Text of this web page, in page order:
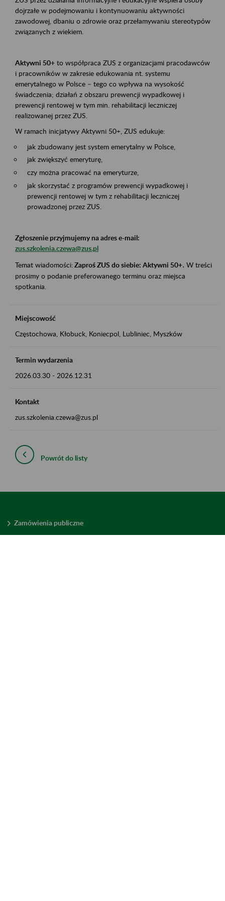
dojrzałe w podejmowaniu i kontynuowaniu aktywności
zawodowej, dbaniu o zdrowie oraz przełamywaniu stereotypów
związanych z wiekiem.
Aktywni 50+ to współpraca ZUS z organizacjami pracodawców
i pracowników w zakresie edukowania nt. systemu
emerytalnego w Polsce – tego co wpływa na wysokość
świadczenia; działań z obszaru prewencji wypadkowej i
prewencji rentowej w tym min. rehabilitacji leczniczej
realizowanej przez ZUS.
W ramach inicjatywy Aktywni 50+, ZUS edukuje:
jak zbudowany jest system emerytalny w Polsce,
jak zwiększyć emeryturę,
czy można pracować na emeryturze,
jak skorzystać z programów prewencji wypadkowej i
prewencji rentowej w tym z rehabilitacji leczniczej
prowadzonej przez ZUS.
Zgłoszenie przyjmujemy na adres e-mail:
zus.szkolenia.czewa@zus.pl
Temat wiadomości:Zaproś ZUS do siebie: Aktywni 50+. W treści
prosimy o podanie preferowanego terminu oraz miejsca
spotkania.
Miejscowość
Częstochowa, Kłobuck, Koniecpol, Lubliniec, Myszków
Termin wydarzenia
2026.03.30 - 2026.12.31
Kontakt
zus.szkolenia.czewa@zus.pl
Powrót do listy
Zamówienia publiczne